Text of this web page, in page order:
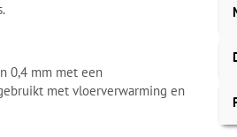
0,4 mm met een
met vloerverwarming en